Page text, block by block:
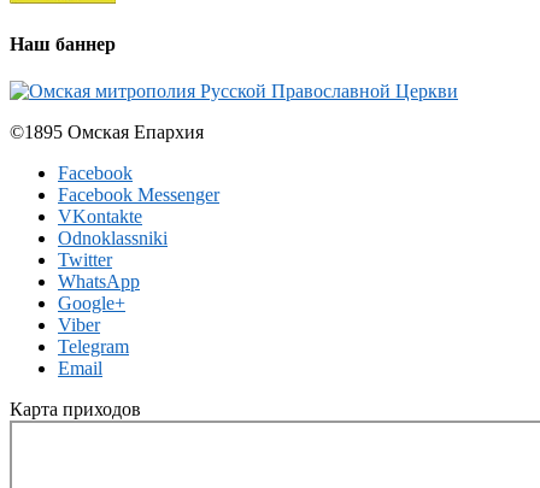
Наш баннер
©1895 Омская Епархия
Facebook
Facebook Messenger
VKontakte
Odnoklassniki
Twitter
WhatsApp
Google+
Viber
Telegram
Email
Карта приходов